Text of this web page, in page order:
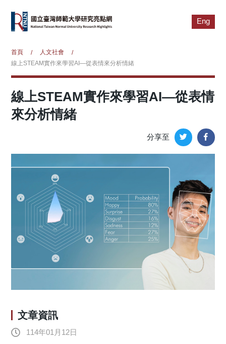
Eng
首頁 / 人文社會
/
線上STEAM實作來學習AI—從表情來分析情緒
線上STEAM實作來學習AI—從表情
來分析情緒
分享至
文章資訊
114年01月12日